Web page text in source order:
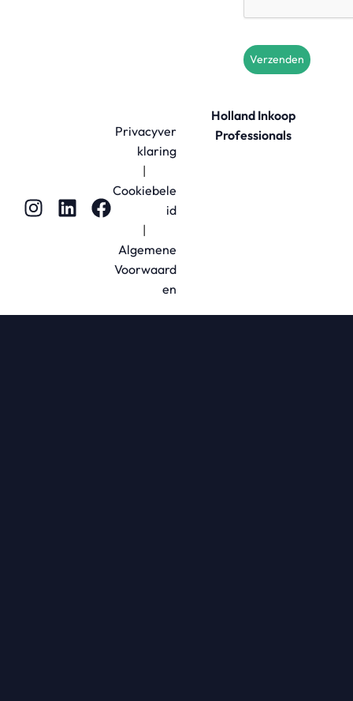
Verzenden
Holland Inkoop
Professionals
Privacyver
klaring
|
Cookiebele
id
|
Algemene
Voorwaard
en